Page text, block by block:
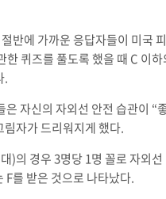
반에 가까운 응답자들이 미국
한 퀴즈를 풀도록 했을 때 C 이
.
자신의 자외선 안전 습관이 “
림자가 드리워지게 했다.
)의 경우 3명당 1명 꼴로 자외선
F를 받은 것으로 나타났다.